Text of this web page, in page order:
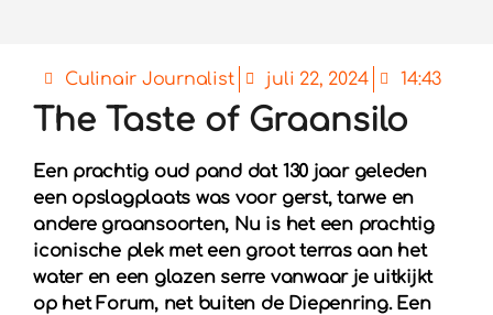
Culinair Journalist juli 22, 2024 14:43
The Taste of Graansilo
Een prachtig oud pand dat 130 jaar geleden
een opslagplaats was voor gerst, tarwe en
andere graansoorten, Nu is het een prachtig
iconische plek met een groot terras aan het
water en een glazen serre vanwaar je uitkijkt
op het Forum, net buiten de Diepenring. Een